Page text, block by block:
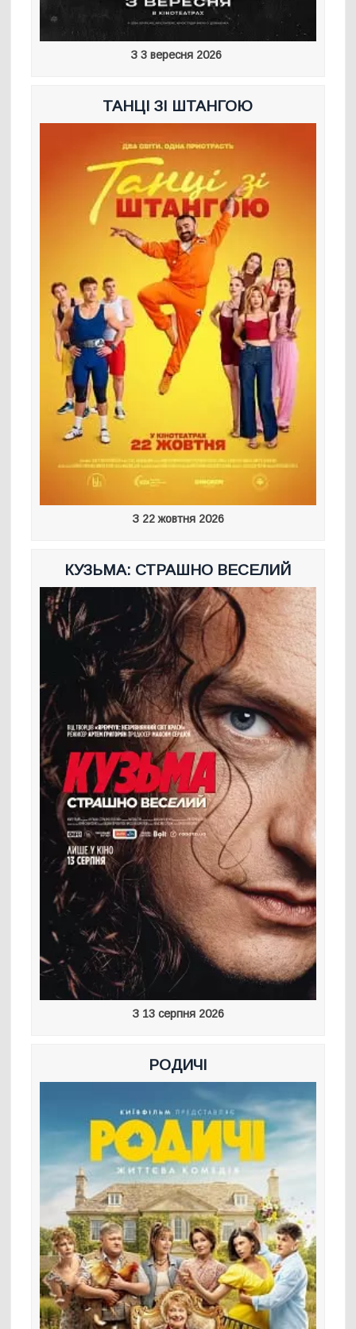
З 3 вересня 2026
ТАНЦІ ЗІ ШТАНГОЮ
З 22 жовтня 2026
КУЗЬМА: СТРАШНО ВЕСЕЛИЙ
З 13 серпня 2026
РОДИЧІ